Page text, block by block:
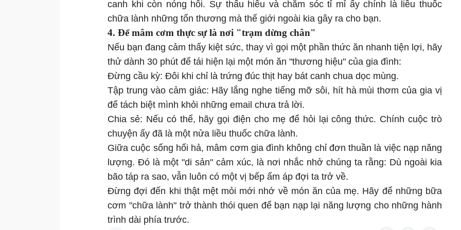
canh khi còn nóng hổi. Sự thấu hiểu và chăm sóc tỉ mỉ ấy chính là liều thuốc
chữa lành những tổn thương mà thế giới ngoài kia gây ra cho bạn.
4. Để mâm cơm thực sự là nơi "trạm dừng chân"
Nếu bạn đang cảm thấy kiệt sức, thay vì gọi một phần thức ăn nhanh tiện lợi, hãy
thử dành 30 phút để tái hiện lại một món ăn "thương hiệu" của gia đình:
Đừng cầu kỳ: Đôi khi chỉ là trứng đúc thịt hay bát canh chua dọc mùng.
Tập trung vào cảm giác: Hãy lắng nghe tiếng mỡ sôi, hít hà mùi thơm của gia vị
để tách biệt mình khỏi những email chưa trả lời.
Chia sẻ: Nếu có thể, hãy gọi điện cho mẹ để hỏi lại công thức. Chính cuộc trò
chuyện ấy đã là một nửa liều thuốc chữa lành.
Giữa cuộc sống hối hả, mâm cơm gia đình không chỉ đơn thuần là việc nạp năng
lượng. Đó là một "di sản" cảm xúc, là nơi nhắc nhở chúng ta rằng: Dù ngoài kia
bão táp ra sao, vẫn luôn có một vị bếp ấm áp đợi ta trở về.
Đừng đợi đến khi thật mệt mỏi mới nhớ về món ăn của mẹ. Hãy để những bữa
cơm "chữa lành" trở thành thói quen để bạn nạp lại năng lượng cho những hành
trình dài phía trước.